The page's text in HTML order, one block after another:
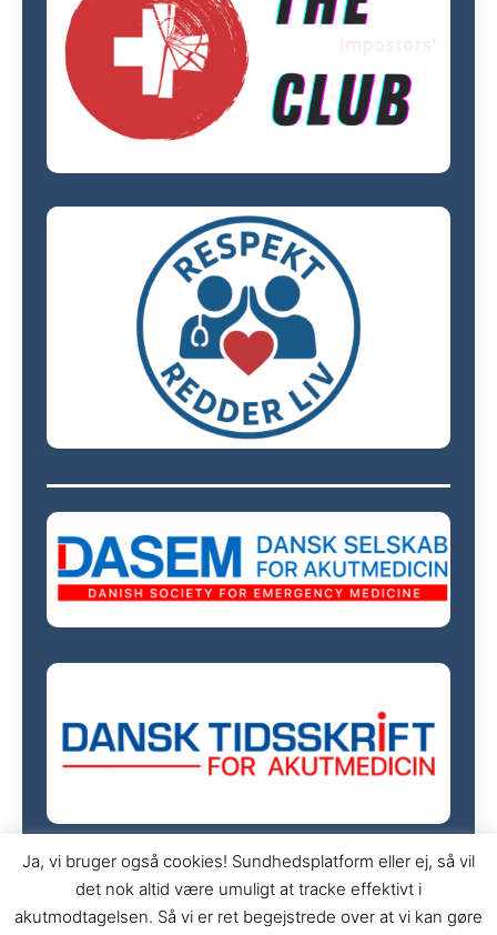
Ja, vi bruger også cookies! Sundhedsplatform eller ej, så vil
det nok altid være umuligt at tracke effektivt i
akutmodtagelsen. Så vi er ret begejstrede over at vi kan gøre